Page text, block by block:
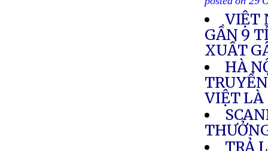
posted on 29
VIỆT
GẦN 9
XUẤT
HÀ
VIỆT
TRẢ